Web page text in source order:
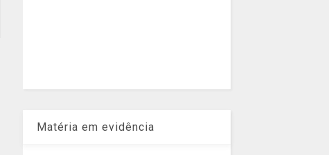
Matéria em evidência